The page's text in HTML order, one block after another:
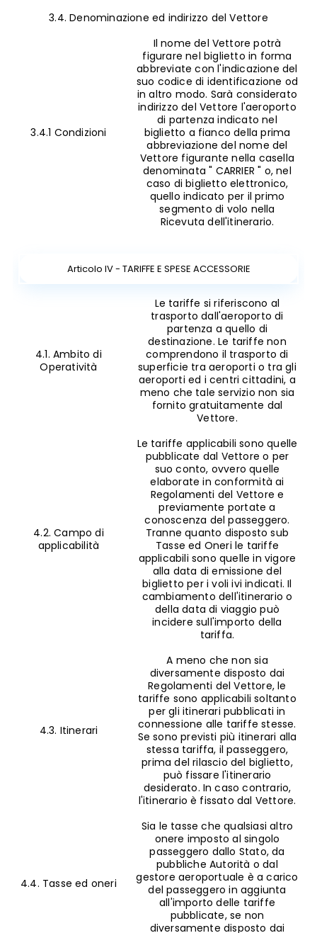
3.4. Denominazione ed indirizzo del Vettore
3.4.1 Condizioni
Il nome del Vettore potrà
figurare nel biglietto in forma
abbreviate con l'indicazione del
suo codice di identificazione od
in altro modo. Sarà considerato
indirizzo del Vettore l'aeroporto
di partenza indicato nel
biglietto a fianco della prima
abbreviazione del nome del
Vettore figurante nella casella
denominata " CARRIER " o, nel
caso di biglietto elettronico,
quello indicato per il primo
segmento di volo nella
Ricevuta dell'itinerario.
Articolo IV - TARIFFE E SPESE ACCESSORIE
4.1. Ambito di
Operatività
Le tariffe si riferiscono al
trasporto dall'aeroporto di
partenza a quello di
destinazione. Le tariffe non
comprendono il trasporto di
superficie tra aeroporti o tra gli
aeroporti ed i centri cittadini, a
meno che tale servizio non sia
fornito gratuitamente dal
Vettore.
4.2. Campo di
applicabilità
Le tariffe applicabili sono quelle
pubblicate dal Vettore o per
suo conto, ovvero quelle
elaborate in conformità ai
Regolamenti del Vettore e
previamente portate a
conoscenza del passeggero.
Tranne quanto disposto sub
Tasse ed Oneri le tariffe
applicabili sono quelle in vigore
alla data di emissione del
biglietto per i voli ivi indicati. Il
cambiamento dell'itinerario o
della data di viaggio può
incidere sull'importo della
tariffa.
4.3. Itinerari
A meno che non sia
diversamente disposto dai
Regolamenti del Vettore, le
tariffe sono applicabili soltanto
per gli itinerari pubblicati in
connessione alle tariffe stesse.
Se sono previsti più itinerari alla
stessa tariffa, il passeggero,
prima del rilascio del biglietto,
può fissare l'itinerario
desiderato. In caso contrario,
l'itinerario è fissato dal Vettore.
4.4. Tasse ed oneri
Sia le tasse che qualsiasi altro
onere imposto al singolo
passeggero dallo Stato, da
pubbliche Autorità o dal
gestore aeroportuale è a carico
del passeggero in aggiunta
all'importo delle tariffe
pubblicate, se non
diversamente disposto dai